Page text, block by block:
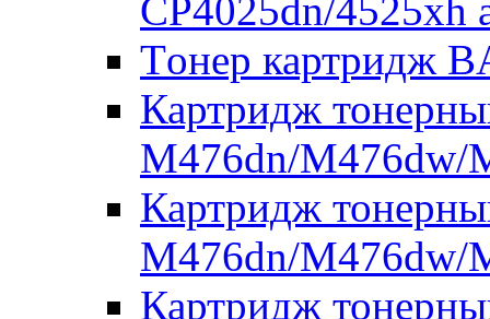
CP4025dn/4525xh
Tонер картридж
Картридж
M476dn/M476dw/
Картридж
M476dn/M476dw/
Картридж